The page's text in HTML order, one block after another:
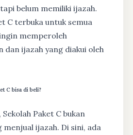
belum memiliki ijazah.
C terbuka untuk semua
memperoleh
dan ijazah yang diakui oleh
C bisa di beli?
, Sekolah Paket C bukan
ijazah. Di sini, ada